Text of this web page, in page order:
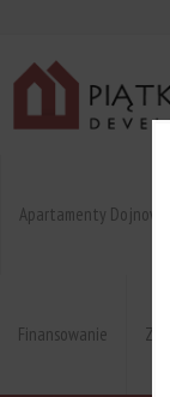
Apartamenty Dojnowska
Finansowanie